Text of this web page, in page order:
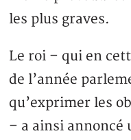
les plus graves.
Le roi – qui en
de l’année
qu’exprimer les
– a ainsi annoncé